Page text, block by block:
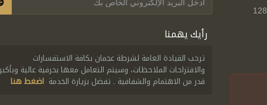
رأيك يهمنا
ترحب القيادة العامة لشرطة عجمان بكافة الاستفسارات
والاقتراحات الملاحظات، وسيتم التعامل معها بحرفية عالية وبأكبر
قدر من الاهتمام والشفافية . تفضل بزيارة الخدمة
اضغط هنا